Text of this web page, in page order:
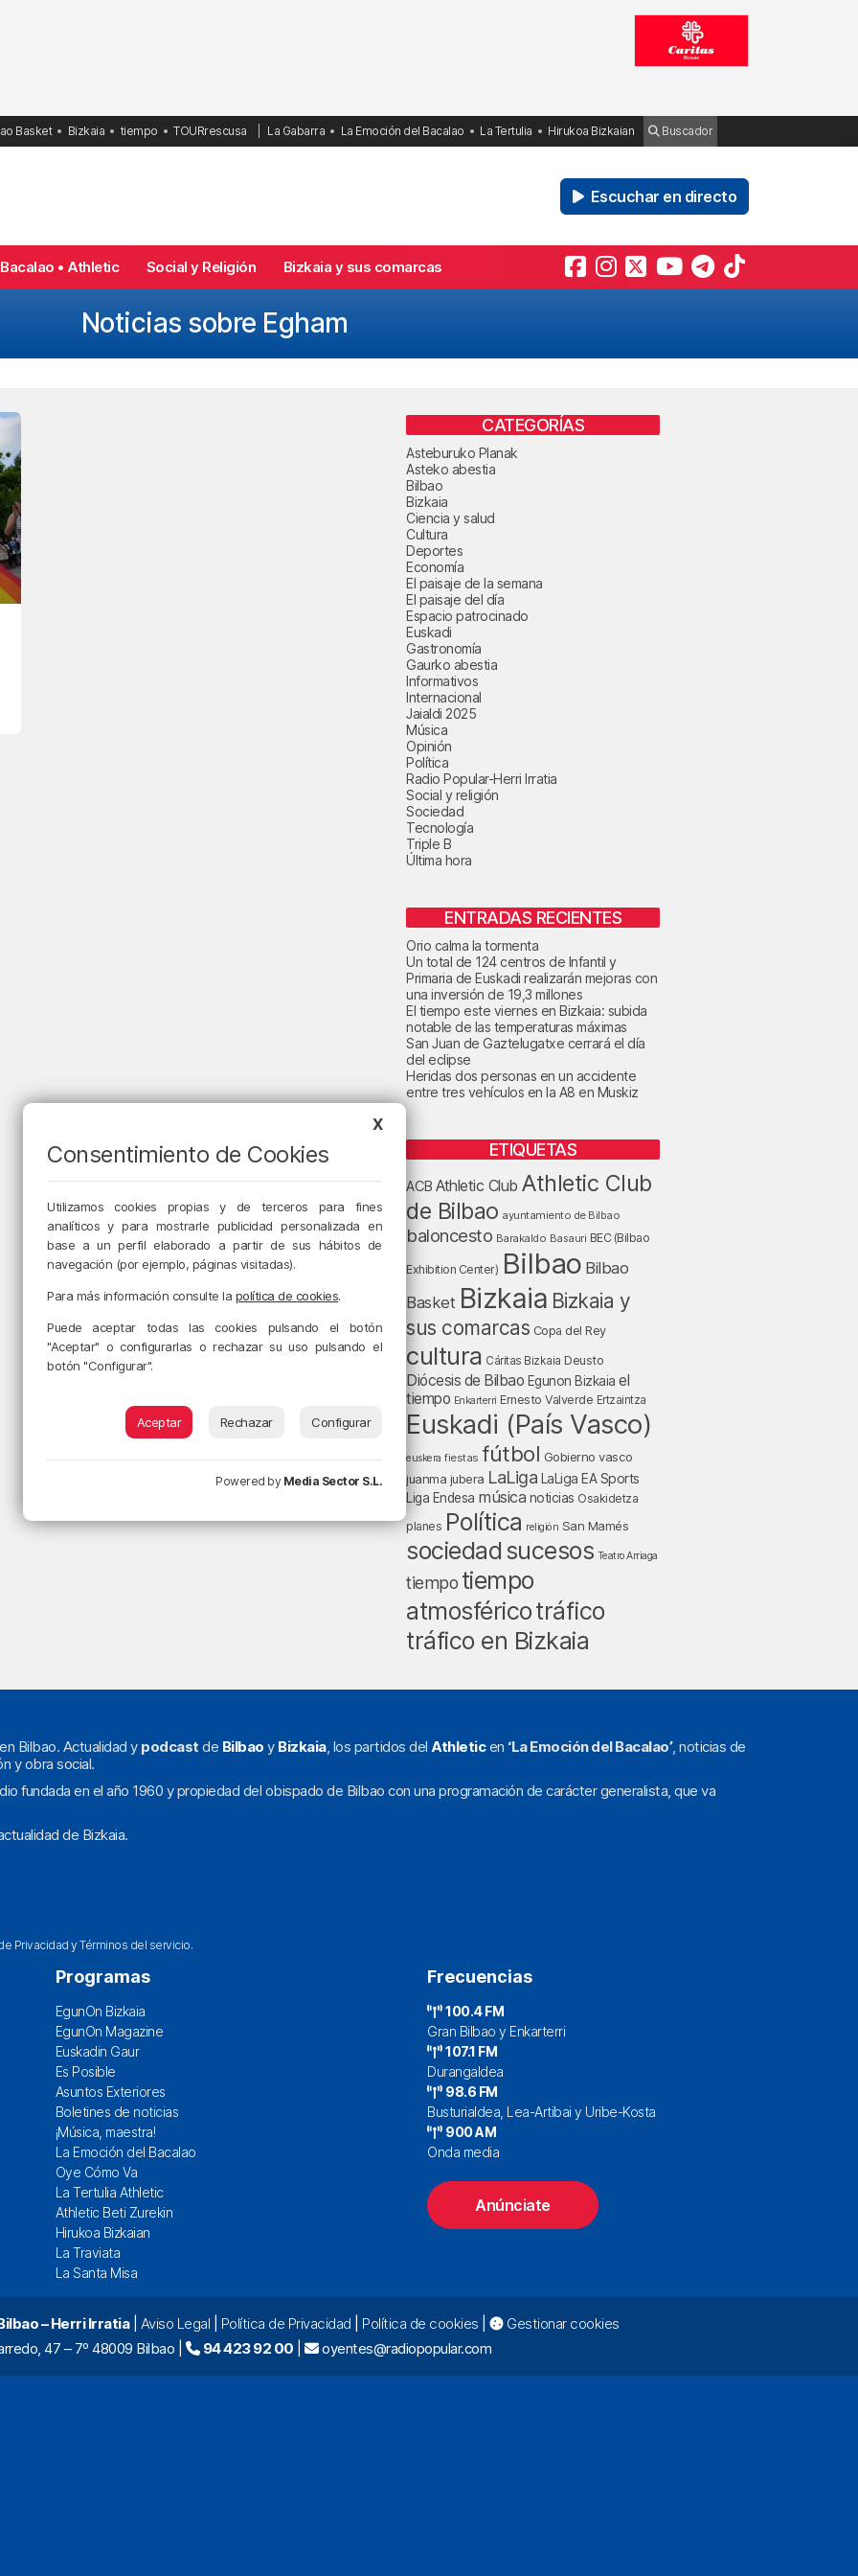
Basket Bizkaia tiempo TOURrescusa La Gabarra La Emoción del Bacalao La Tertulia Hirukoa Bizkaian Buscador
Escuchar en directo
Bacalao • Athletic Social y Religión Bizkaia y sus comarcas
Noticias sobre Egham
CATEGORÍAS
Asteburuko Planak
Asteko abestia
Bilbao
Bizkaia
Ciencia y salud
Cultura
Deportes
Economía
El paisaje de la semana
El paisaje del día
Espacio patrocinado
Euskadi
Gastronomía
Gaurko abestia
Informativos
Internacional
Jaialdi 2025
Música
Opinión
Política
Radio Popular-Herri Irratia
Social y religión
Sociedad
Tecnología
Triple B
Última hora
ENTRADAS RECIENTES
Orio calma la tormenta
Un total de 124 centros de Infantil y
Primaria de Euskadi realizarán mejoras con
una inversión de 19,3 millones
El tiempo este viernes en Bizkaia: subida
notable de las temperaturas máximas
San Juan de Gaztelugatxe cerrará el día
del eclipse
Heridas dos personas en un accidente
entre tres vehículos en la A8 en Muskiz
ETIQUETAS
ACB Athletic Club Athletic Club
de Bilbao ayuntamiento de Bilbao
baloncesto Barakaldo Basauri BEC (Bilbao
Exhibition Center) Bilbao Bilbao
Basket Bizkaia Bizkaia y
sus comarcas Copa del Rey
cultura Cáritas Bizkaia Deusto
Diócesis de Bilbao Egunon Bizkaia el
tiempo Enkarterri Ernesto Valverde Ertzaintza
Euskadi (País Vasco)
euskera fiestas fútbol Gobierno vasco
juanma jubera LaLiga LaLiga EA Sports
Liga Endesa música noticias Osakidetza
planes Política religión San Mamés
sociedad sucesos Teatro Arriaga
tiempo tiempo
atmosféricotráfico
tráfico en Bizkaia
Bilbao. Actualidad y podcast de Bilbao y Bizkaia, los partidos del Athleticen ‘La Emoción del Bacalao’, noticias de
y obra social.
fundada en el año 1960 y propiedad del obispado de Bilbao con una programación de carácter generalista, que va
de Bizkaia.
PrivacidadyTérminos del servicio.
Programas
EgunOn Bizkaia
EgunOn Magazine
Euskadin Gaur
Es Posible
Asuntos Exteriores
Boletines de noticias
¡Música, maestra!
La Emoción del Bacalao
Oye Cómo Va
La Tertulia Athletic
Athletic Beti Zurekin
Hirukoa Bizkaian
La Traviata
La Santa Misa
Frecuencias
100.4 FM
Gran Bilbao y Enkarterri
107.1 FM
Durangaldea
98.6 FM
Busturialdea, Lea-Artibai y Uribe-Kosta
900 AM
Onda media
Anúnciate
– Herri Irratia| Aviso Legal Política de Privacidad Política de cookies
Gestionar cookies
47 – 7º 48009 Bilbao |
94 423 92 00 | oyentes@radiopopular.com
X
Consentimiento de Cookies
Utilizamos cookies propias y de terceros para fines
analíticos y para mostrarle publicidad personalizada en
base a un perfil elaborado a partir de sus hábitos de
navegación (por ejemplo, páginas visitadas).
Para más información consulte la política de cookies.
Puede aceptar todas las cookies pulsando el botón
"Aceptar" o configurarlas o rechazar su uso pulsando el
botón "Configurar".
Aceptar Rechazar Configurar
Powered by Media Sector S.L.